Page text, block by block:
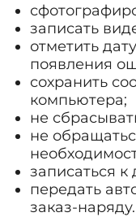
записать
отметить
появления
сохранить
компьютера;
не
не
записаться
передать
заказ-наряду.